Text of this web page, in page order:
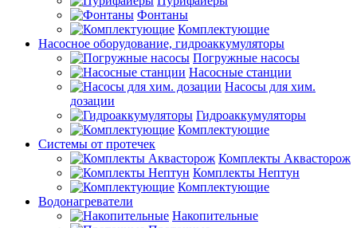
Фонтаны
Комплектующие
Насосное оборудование, гидроаккумуляторы
Погружные насосы
Насосные станции
Насосы для хим.
дозации
Гидроаккумуляторы
Комплектующие
Системы от протечек
Комплекты Аквасторож
Комплекты Нептун
Комплектующие
Водонагреватели
Накопительные